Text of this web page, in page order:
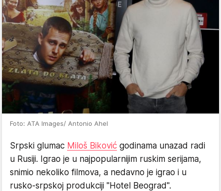
Foto: ATA Images/ Antonio Ahel
Srpski glumac Miloš Biković godinama unazad radi
u Rusiji. Igrao je u najpopularnijim ruskim serijama,
snimio nekoliko filmova, a nedavno je igrao i u
rusko-srpskoj produkciji "Hotel Beograd".